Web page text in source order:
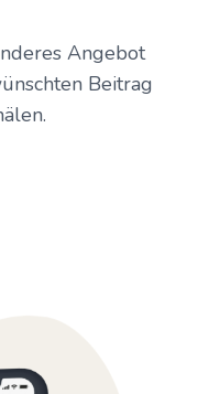
Angebot
Beitrag